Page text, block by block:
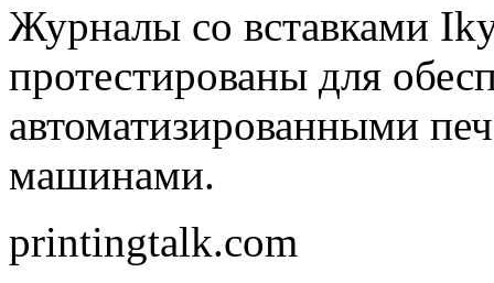
Журналы со вставками
протестированы для
автоматизированными
машинами.
printingtalk.com